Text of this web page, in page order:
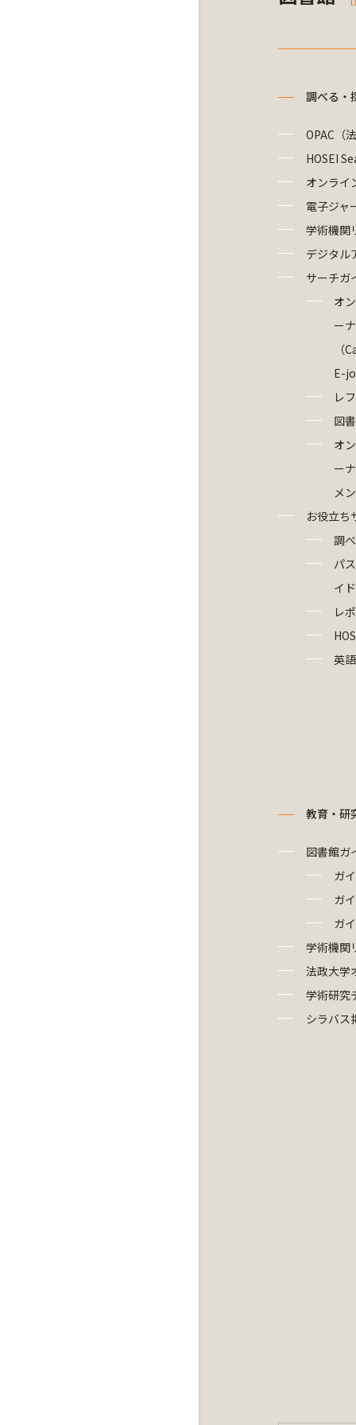
調べる・
OPAC（
HOSEI
オンライ
電子ジャ
学術機関
デジタル
サーチガ
オ
ー
（
E-
レ
図
オ
ー
メ
お役立ち
調
パ
イ
レ
英
教育・研
図書館ガ
ガ
ガ
ガ
学術機関
法政大学
学術研究
シラバス